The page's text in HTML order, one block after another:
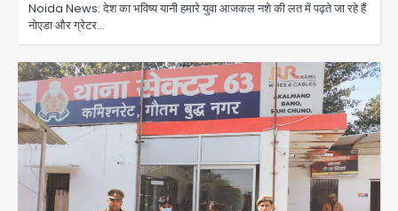
Noida News: देश का भविष्य यानी हमारे युवा आजकल नशे की लत में पढ़ते जा रहे हैं
नोएडा और ग्रेटर…
2
संदेश
Team JHJ
3
अब पहला स्थान हासिल करना लक्ष्य: डीएम
Team JHJ